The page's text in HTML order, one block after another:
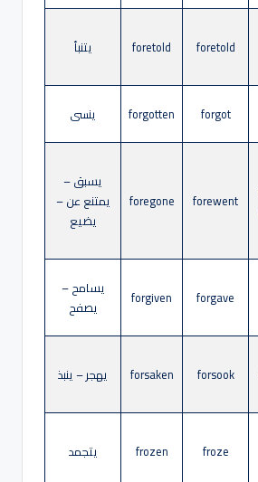
foretold
foretold يتنبأ
forgot
forgotten ينسى
forewent
foregone
يسبق –
يمتنع عن –
يضيع
forgave
forgiven
يسامح –
يصفح
forsook
forsaken يهجر – ينبذ
froze
frozen يتجمد